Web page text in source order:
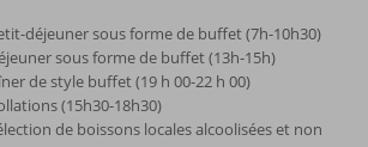
déjeuner sous forme de buffet (7h-10h30)
sous forme de buffet (13h-15h)
de style buffet (19 h 00-22 h 00)
(15h30-18h30)
de boissons locales alcoolisées et non